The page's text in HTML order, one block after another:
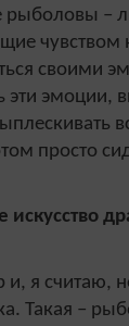
рыболовы –
чувством
своими
эти эмоции,
просто
искусство
и, я считаю,
Такая –